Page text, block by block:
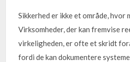
Sikkerhed er ikke et område, hvor
Virksomheder, der kan fremvise
virkeligheden, er ofte et skridt
fordi de kan dokumentere